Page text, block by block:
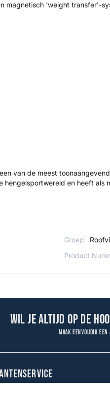
magnetisch 'weight transfer'-
van de meest
en heeft als
Groep:
Product
Wil je altijd op de
Maak eenvoudig